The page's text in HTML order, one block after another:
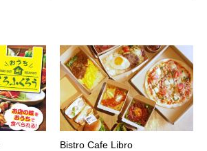
Bistro Cafe Libro